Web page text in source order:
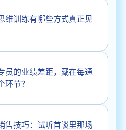
维训练有哪些方式真正见
员的业绩差距，藏在每通
环节？
售技巧：试听首谈里那场